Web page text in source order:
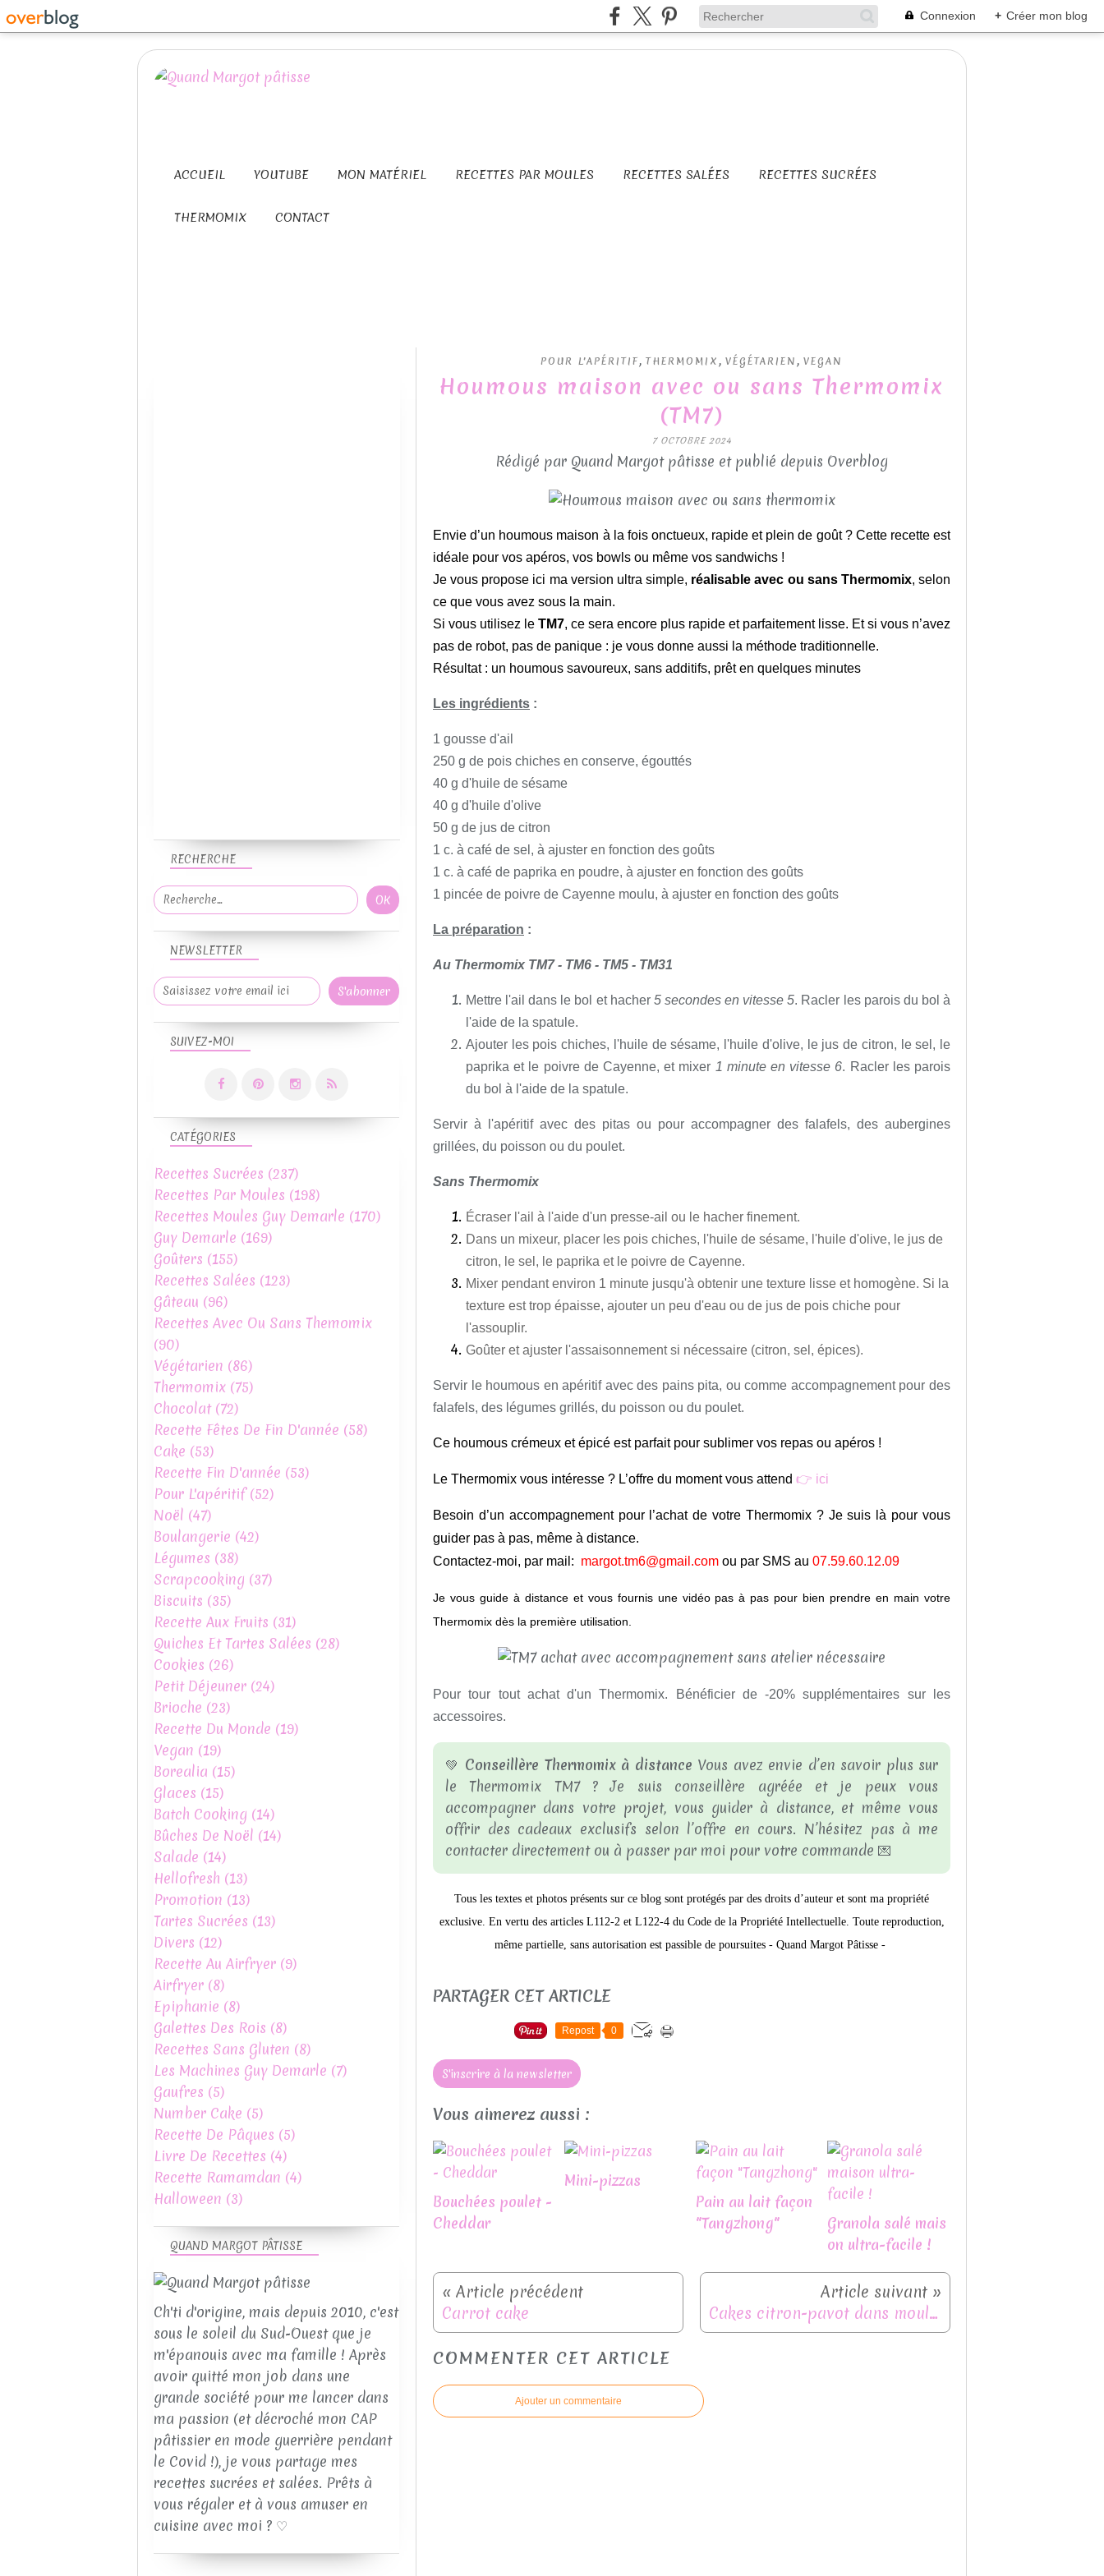
Connexion + Créer mon blog
ACCUEIL YOUTUBE MON MATÉRIEL RECETTES PAR MOULES RECETTES SALÉES RECETTES SUCRÉES
THERMOMIX CONTACT
POUR L'APÉRITIF, THERMOMIX , VÉGÉTARIEN , VEGAN
Houmous maison avec ou sans Thermomix
(TM7)
7 OCTOBRE 2024
Rédigé par Quand Margot pâtisse et publié depuis Overblog
Envie d’un houmous maison à la fois onctueux, rapide et plein de goût ? Cette recette est
idéale pour vos apéros, vos bowls ou même vos sandwichs !
Je vous propose ici ma version ultra simple, réalisable avec ou sans Thermomix, selon
ce que vous avez sous la main.
Si vous utilisez le TM7, ce sera encore plus rapide et parfaitement lisse. Et si vous n’avez
pas de robot, pas de panique : je vous donne aussi la méthode traditionnelle.
Résultat : un houmous savoureux, sans additifs, prêt en quelques minutes
Les ingrédients :
1 gousse d'ail
250 g de pois chiches en conserve, égouttés
40 g d'huile de sésame
40 g d'huile d'olive
50 g de jus de citron
1 c. à café de sel, à ajuster en fonction des goûts
1 c. à café de paprika en poudre, à ajuster en fonction des goûts
1 pincée de poivre de Cayenne moulu, à ajuster en fonction des goûts
La préparation :
Au Thermomix TM7 - TM6 - TM5 - TM31
Mettre l'ail dans le bol et hacher 5 secondes en vitesse 5. Racler les parois du bol à
l'aide de la spatule.
Ajouter les pois chiches, l'huile de sésame, l'huile d'olive, le jus de citron, le sel, le
paprika et le poivre de Cayenne, et mixer 1 minute en vitesse 6. Racler les parois
du bol à l'aide de la spatule.
Servir à l'apéritif avec des pitas ou pour accompagner des falafels, des aubergines
grillées, du poisson ou du poulet.
Sans Thermomix
Écraser l'ail à l'aide d'un presse-ail ou le hacher finement.
Dans un mixeur, placer les pois chiches, l'huile de sésame, l'huile d'olive, le jus de
citron, le sel, le paprika et le poivre de Cayenne.
Mixer pendant environ 1 minute jusqu'à obtenir une texture lisse et homogène. Si la
texture est trop épaisse, ajouter un peu d'eau ou de jus de pois chiche pour
l'assouplir.
Goûter et ajuster l'assaisonnement si nécessaire (citron, sel, épices).
Servir le houmous en apéritif avec des pains pita, ou comme accompagnement pour des
falafels, des légumes grillés, du poisson ou du poulet.
Ce houmous crémeux et épicé est parfait pour sublimer vos repas ou apéros !
Le Thermomix vous intéresse ? L’offre du moment vous attend 👉 ici
Besoin d’un accompagnement pour l’achat de votre Thermomix ? Je suis là pour vous
guider pas à pas, même à distance.
Contactez-moi, par mail: margot.tm6@gmail.com ou par SMS au 07.59.60.12.09
Je vous guide à distance et vous fournis une vidéo pas à pas pour bien prendre en main votre
Thermomix dès la première utilisation.
Pour tour tout achat d'un Thermomix. Bénéficier de -20% supplémentaires sur les
accessoires.
💚 Conseillère Thermomix à distance Vous avez envie d’en savoir plus sur
le Thermomix TM7 ? Je suis conseillère agréée et je peux vous
accompagner dans votre projet, vous guider à distance, et même vous
offrir des cadeaux exclusifs selon l’offre en cours. N’hésitez pas à me
contacter directement ou à passer par moi pour votre commande 💌
Tous les textes et photos présents sur ce blog sont protégés par des droits d’auteur et sont ma propriété
exclusive. En vertu des articles L112-2 et L122-4 du Code de la Propriété Intellectuelle. Toute reproduction,
même partielle, sans autorisation est passible de poursuites - Quand Margot Pâtisse -
PARTAGER CET ARTICLE
Repost 0
S'inscrire à la newsletter
Vous aimerez aussi :
Bouchées poulet -
Cheddar
Mini-pizzas
Pain au lait façon
"Tangzhong"
Granola salé mais
on ultra-facile !
Carrot cake Cakes citron-pavot dans moule biscuits Guy Demarle
COMMENTER CET ARTICLE
Ajouter un commentaire
NEWSLETTER
SUIVEZ-MOI
RECHERCHE
QUAND MARGOT PÂTISSE
Ch'ti d'origine, mais depuis 2010, c'est
sous le soleil du Sud-Ouest que je
m'épanouis avec ma famille ! Après
avoir quitté mon job dans une
grande société pour me lancer dans
ma passion (et décroché mon CAP
pâtissier en mode guerrière pendant
le Covid !), je vous partage mes
recettes sucrées et salées. Prêts à
vous régaler et à vous amuser en
cuisine avec moi ? ♡
CATÉGORIES
Recettes Sucrées (237)
Recettes Par Moules (198)
Recettes Moules Guy Demarle (170)
Guy Demarle (169)
Goûters (155)
Recettes Salées (123)
Gâteau (96)
Recettes Avec Ou Sans Themomix
(90)
Végétarien (86)
Thermomix (75)
Chocolat(72)
Recette Fêtes De Fin D'année (58)
Cake (53)
Recette Fin D'année (53)
Pour L'apéritif(52)
Noël (47)
Boulangerie (42)
Légumes (38)
Scrapcooking (37)
Biscuits (35)
Recette Aux Fruits (31)
Quiches Et Tartes Salées (28)
Cookies (26)
Petit Déjeuner (24)
Brioche (23)
Recette Du Monde (19)
Vegan (19)
Borealia (15)
Glaces (15)
Batch Cooking (14)
Bûches De Noël (14)
Salade (14)
Hellofresh (13)
Promotion (13)
Tartes Sucrées (13)
Divers (12)
Recette Au Airfryer (9)
Airfryer (8)
Epiphanie (8)
Galettes Des Rois (8)
Recettes Sans Gluten (8)
Les Machines Guy Demarle (7)
Gaufres (5)
Number Cake (5)
Recette De Pâques (5)
Livre De Recettes (4)
Recette Ramamdan (4)
Halloween (3)